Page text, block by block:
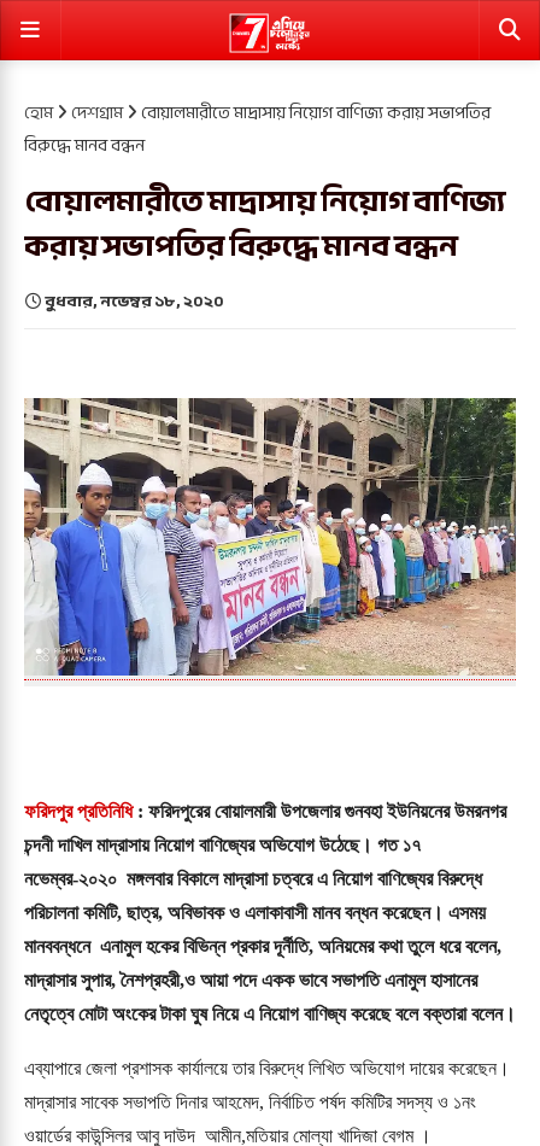
হোম দেশগ্রাম বোয়ালমারীতে মাদ্রাসায় নিয়োগ বাণিজ্য করায় সভাপতির
বিরুদ্ধে মানব বন্ধন
বোয়ালমারীতে মাদ্রাসায় নিয়োগ বাণিজ্য
করায় সভাপতির বিরুদ্ধে মানব বন্ধন
বুধবার, নভেম্বর ১৮, ২০২০
ফরিদপুর প্রতিনিধি : ফরিদপুরের বোয়ালমারী উপজেলার গুনবহা ইউনিয়নের উমরনগর
চন্দনী দাখিল মাদ্রাসায় নিয়োগ বাণিজ্যের অভিযোগ উঠেছে। গত ১৭
নভেম্বর-২০২০  মঙ্গলবার বিকালে মাদ্রাসা চত্বরে এ নিয়োগ বাণিজ্যের বিরুদ্ধে
পরিচালনা কমিটি, ছাত্র, অবিভাবক ও এলাকাবাসী মানব বন্ধন করেছেন। এসময়
মানববন্ধনে  এনামুল হকের বিভিন্ন প্রকার দূর্নীতি, অনিয়মের কথা তুলে ধরে বলেন,
মাদ্রাসার সুপার, নৈশপ্রহরী,ও আয়া পদে একক ভাবে সভাপতি এনামুল হাসানের
এব্যাপারে জেলা প্রশাসক কার্যালয়ে তার বিরুদ্ধে লিখিত অভিযোগ দায়ের করেছেন।
মাদ্রাসার সাবেক সভাপতি দিনার আহমেদ, নির্বাচিত পর্ষদ কমিটির সদস্য ও ১নং
ওয়ার্ডের কাউন্সিলর আবু দাউদ  আমীন,মতিয়ার মোল্যা খাদিজা বেগম ।